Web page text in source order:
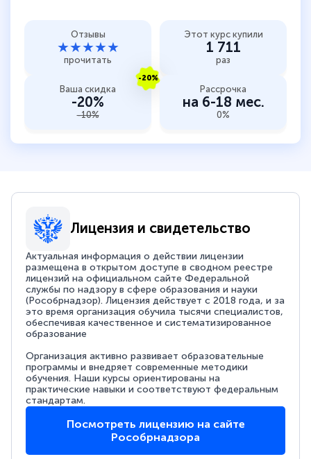
Отзывы
★★★★★
прочитать
Этот курс купили
1 711
раз
-20%
Ваша скидка
-20%
-10%
Рассрочка
на 6-18 мес.
0%
Лицензия и свидетельство
Актуальная информация о действии лицензии
размещена в открытом доступе в сводном реестре
лицензий на официальном сайте Федеральной
службы по надзору в сфере образования и науки
(Рособрнадзор). Лицензия действует с 2018 года, и за
это время организация обучила тысячи специалистов,
обеспечивая качественное и систематизированное
образование
Организация активно развивает образовательные
программы и внедряет современные методики
обучения. Наши курсы ориентированы на
практические навыки и соответствуют федеральным
стандартам.
Посмотреть лицензию на сайте
Рособрнадзора